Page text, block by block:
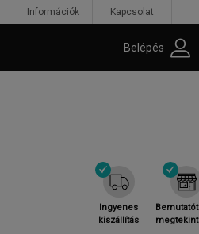
Ingyenes
kiszállítás
Információk Kapcsolat
Belépés